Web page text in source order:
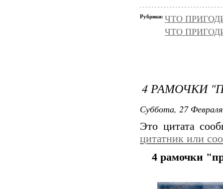
Рубрики: ЧТО
ЧТО
4 РАМОЧКИ
Суббота, 27
Это цитата
цитатник или
4 рамочки